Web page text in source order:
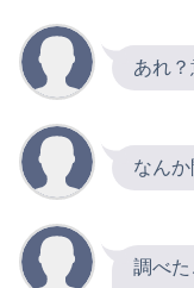
あれ
なん
調べ